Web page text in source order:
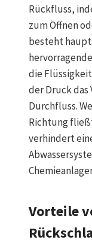
Rückfluss,
zum Öffnen
besteht
die
der Druck
Durchfluss.
Richtung
verhindert
Vorteile